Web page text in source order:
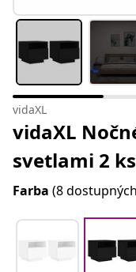
vidaXL
vidaXL
svetlami 2
Farba (8